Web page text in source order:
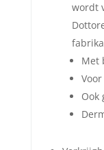
wordt
Met
Ook